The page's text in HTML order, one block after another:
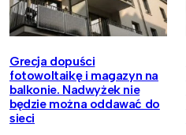
Grecja dopuści
fotowoltaikę i magazyn na
balkonie. Nadwyżek nie
będzie można oddawać do
sieci